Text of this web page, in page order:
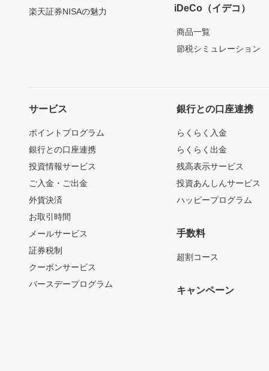
楽天証券NISAの魅力
iDeCo（イデコ）
商品一覧
節税シミュレーション
サービス
ポイントプログラム
銀行との口座連携
投資情報サービス
ご入金・ご出金
外貨決済
お取引時間
メールサービス
証券税制
クーポンサービス
バースデープログラム
銀行との口座連携
らくらく入金
らくらく出金
残高表示サービス
投資あんしんサービス
ハッピープログラム
手数料
超割コース
キャンペーン